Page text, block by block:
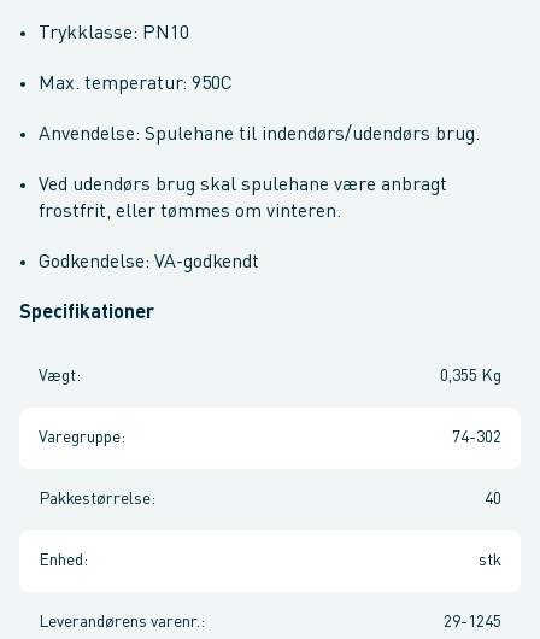
Trykklasse: PN10
Max. temperatur: 950C
Anvendelse: Spulehane til indendørs/udendørs brug.
Ved udendørs brug skal spulehane være anbragt
frostfrit, eller tømmes om vinteren.
Godkendelse: VA-godkendt
Specifikationer
Vægt: 0,355 Kg
Varegruppe: 74-302
Pakkestørrelse: 40
Enhed : stk
Leverandørens varenr. : 29-1245